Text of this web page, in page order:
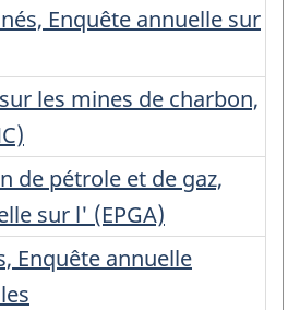
Enquête annuelle sur
les mines de charbon,
de pétrole et de gaz,
sur l' (EPGA)
Enquête annuelle